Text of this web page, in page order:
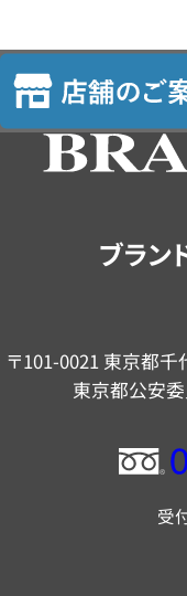
店
舗
の
ブラン
〒101-0021 東京都
東京都公安
フ
受